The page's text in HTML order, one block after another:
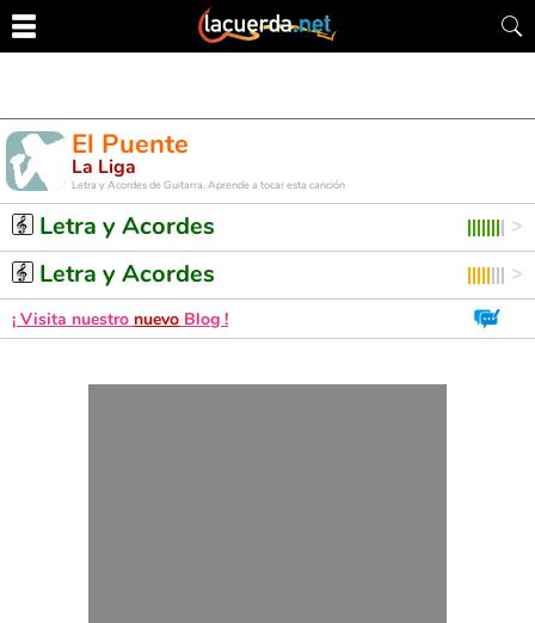
El Puente
La Liga
Letra y Acordes de Guitarra. Aprende a tocar esta canción
Letra y Acordes
Letra y Acordes
¡ Visita nuestro nuevo Blog !